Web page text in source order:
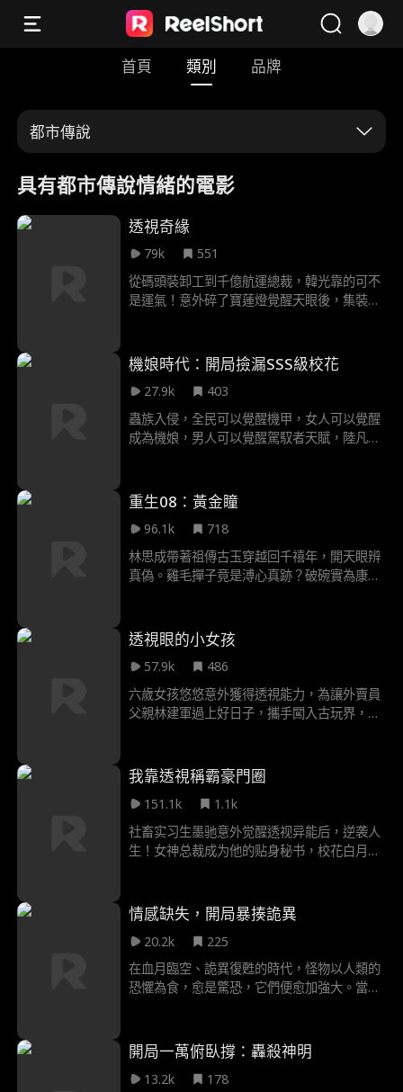
首頁 類別 品牌
都市傳說
具有都市傳說情緒的電影
透視奇緣
79k
551
從碼頭裝卸工到千億航運總裁，韓光靠的可不
是運氣！意外碎了寶蓮燈覺醒天眼後，集裝箱
業愛情雙豐收。憑超能力和實力，實現真正的
“草根逆襲”！
機娘時代：開局撿漏SSS級校花
27.9k
403
蟲族入侵，全民可以覺醒機甲，女人可以覺醒
成為機娘，男人可以覺醒駕馭者天賦，陸凡成
重生08：黃金瞳
96.1k
718
林思成帶著祖傳古玉穿越回千禧年，開天眼辨
真偽。雞毛撣子竟是溥心真跡？破碗實為康熙
子，硬剛東瀛走私團。這一世，他要讓流失海
外的華夏瑰寶，全部回家！
透視眼的小女孩
57.9k
486
六歲女孩悠悠意外獲得透視能力，為讓外賣員
父親林建軍過上好日子，攜手闖入古玩界，開
閣周老、女強人蘇靜等貴人，也招致偽善首富
李半城的嫉恨與算計。在一次次鑑寶較量中戳
穿陰謀、守護正義，更促成父親與蘇靜的美好
姻緣。最終，悠悠不僅助力父親實現財富自
由，更收穫完整家庭與真摯友情，用天真與智
我靠透視稱霸豪門圈
151.1k
1.1k
社畜实习生墨驰意外觉醒透视异能后，逆袭人
生！女神总裁成为他的贴身秘书，校花白月光
他的人生彻底开挂！完成从社畜到鉴宝宗师的
传奇蜕变！
情感缺失，開局暴揍詭異
20.2k
225
在血月臨空、詭異復甦的時代，怪物以人類的
恐懼為食，愈是驚恐，它們便愈加強大。當危
對恐怖猙獰的詭怪，內心毫無波瀾，甚至有點
想下鍋嚐鮮。這是一個精神病少年，用他獨特
的“不正常”，對抗整個崩壞世界的詭異故事。
開局一萬俯臥撐：轟殺神明
13.2k
178